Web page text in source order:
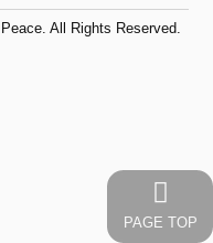
All Rights Reserved.